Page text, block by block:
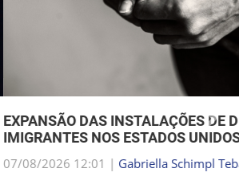
INSTALAÇÕES DE DETENÇÃO DE
ESTADOS UNIDOS
|Gabriella Schimpl Tebar Anunciação